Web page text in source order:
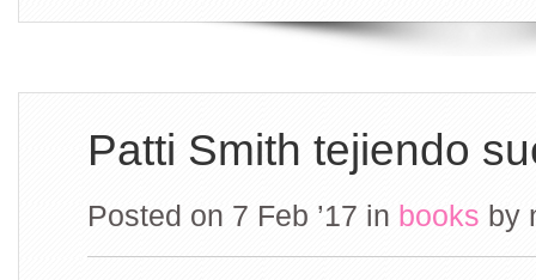
Patti Smith tejiendo
Posted on 7 Feb ’17 in books by